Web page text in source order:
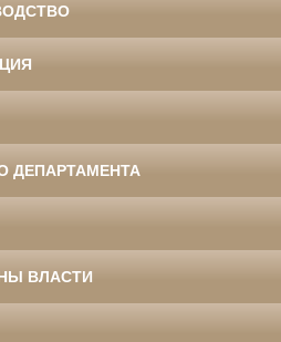
ДЕПАРТАМЕНТА
ВЛАСТИ